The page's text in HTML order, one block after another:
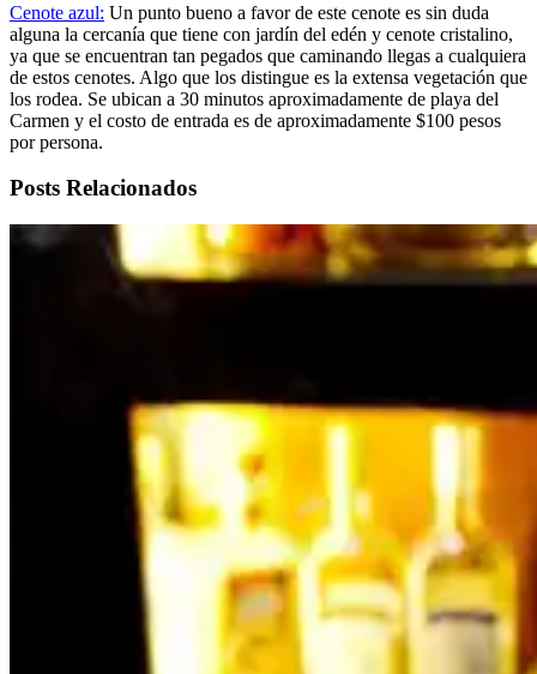
Cenote azul: Un punto bueno a favor de este cenote es sin duda
alguna la cercanía que tiene con jardín del edén y cenote cristalino,
ya que se encuentran tan pegados que caminando llegas a cualquiera
de estos cenotes. Algo que los distingue es la extensa vegetación que
los rodea. Se ubican a 30 minutos aproximadamente de playa del
Carmen y el costo de entrada es de aproximadamente $100 pesos
por persona.
Posts Relacionados